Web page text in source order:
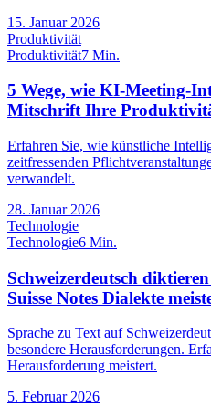
15. Januar 2026
Produktivität
Produktivität7 Min.
5 Wege, wie KI-Meeting-
Mitschrift Ihre
Erfahren Sie, wie künstliche
zeitfressenden
verwandelt.
28. Januar 2026
Technologie
Technologie6 Min.
Schweizerdeutsch
Suisse Notes Dialekte
Sprache zu Text auf
besondere Herausforderungen.
Herausforderung meistert.
5. Februar 2026